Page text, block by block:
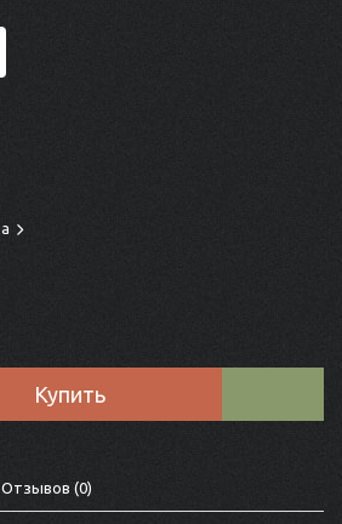
Купить
Отзывов (0)